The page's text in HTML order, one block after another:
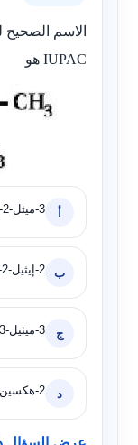
الاسم
IUPAC هو
3-ميثل-2-بنتين
ب 2-إيثيل-2-بيوتين
ج 3-ميثيل-3- بنتين
د 2-هكسين